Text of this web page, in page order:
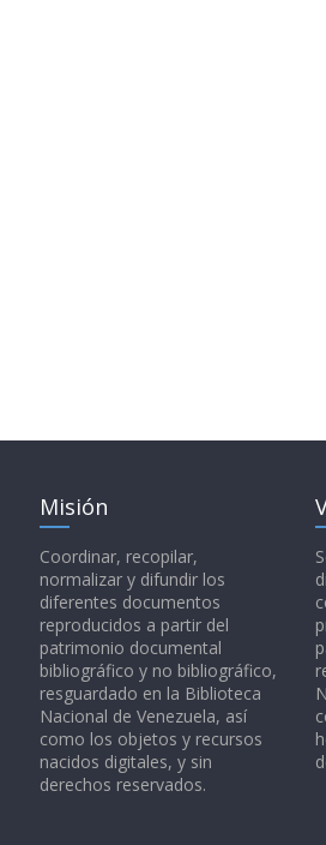
Misión
Coordinar, recopilar,
normalizar y difundir los
diferentes documentos
reproducidos a partir del
patrimonio documental
bibliográfico y no bibliográfico,
resguardado en la Biblioteca
Nacional de Venezuela, así
como los objetos y recursos
nacidos digitales, y sin
derechos reservados.